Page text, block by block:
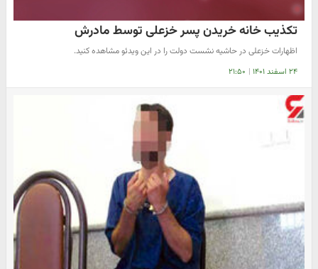
تکذیب خانه خریدن پسر خزعلی توسط مادرش
اظهارات خزعلی در حاشیه نشست دولت را در این ویدئو مشاهده کنید.
۲۴ اسفند ۱۴۰۱ | ۲۱:۵۰